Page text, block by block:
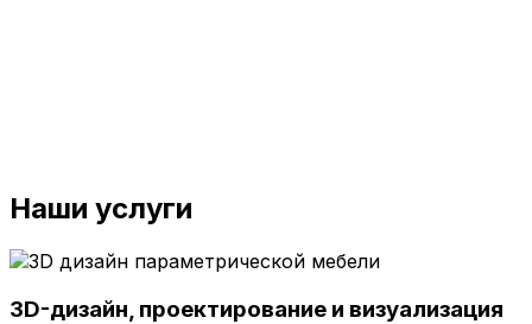
Наши услуги
3D-дизайн, проектирование и визуализация